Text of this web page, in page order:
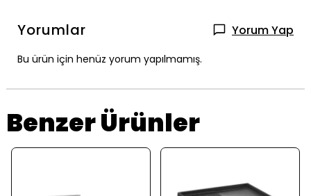
Yorumlar Yorum Yap
Bu ürün için henüz yorum yapılmamış.
Benzer Ürünler